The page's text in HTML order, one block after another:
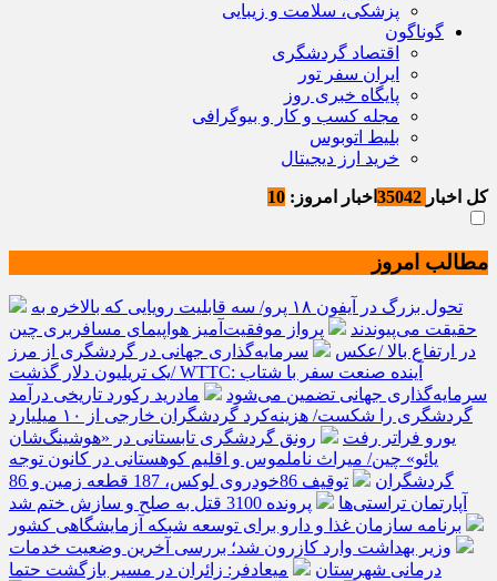
پزشکی، سلامت و زیبایی
گوناگون
اقتصاد گردشگری
ایران سفر تور
پایگاه خبری روز
مجله کسب و کار و بیوگرافی
بلیط اتوبوس
خرید ارز دیجیتال
کل اخبار اخبار امروز: 10
مطالب امروز
تحول بزرگ در آیفون ۱۸ پرو/ سه قابلیت رویایی که بالاخره به
حقیقت می‌پیوندند
پرواز موفقیت‌آمیز هواپیمای مسافربری چین
در ارتفاع بالا /عکس
سرمایه‌گذاری جهانی در گردشگری از مرز
یک تریلیون دلار گذشت/ WTTC: آینده صنعت سفر با شتاب
سرمایه‌گذاری جهانی تضمین می‌شود
مادرید رکورد تاریخی درآمد
گردشگری را شکست/ هزینه‌کرد گردشگران خارجی از ۱۰ میلیارد
یورو فراتر رفت
رونق گردشگری تابستانی در «هوشینگ‌شان
یائو» چین/ میراث ناملموس و اقلیم کوهستانی در کانون توجه
گردشگران
توقیف 86خودروی لوکس، 187 قطعه زمین و 86
آپارتمان تراستی‌ها
پرونده 3100 قتل به صلح و سازش ختم شد
برنامه سازمان غذا و دارو برای توسعه شبکه آزمایشگاهی کشور
وزیر بهداشت وارد کازرون شد؛ بررسی آخرین وضعیت خدمات
درمانی شهرستان
میعادفر: زائران در مسیر بازگشت حتما